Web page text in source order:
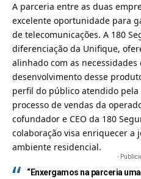
A parceria entre as duas
excelente oportunidade para
de telecomunicações. A 180
diferenciação da Unifique,
alinhado com as
desenvolvimento desse
perfil do público atendido
processo de vendas da
cofundador e CEO da 180
colaboração visa enriquecer a
ambiente residencial.
-
“Enxergamos na parceria